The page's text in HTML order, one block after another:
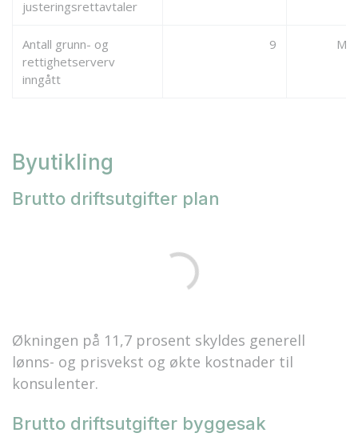
justeringsrettavtaler
Antall grunn- og
rettighetserverv
inngått
9
Byutikling
Brutto driftsutgifter plan
Økningen på 11,7 prosent skyldes generell
lønns- og prisvekst og økte kostnader til
konsulenter.
Brutto driftsutgifter byggesak